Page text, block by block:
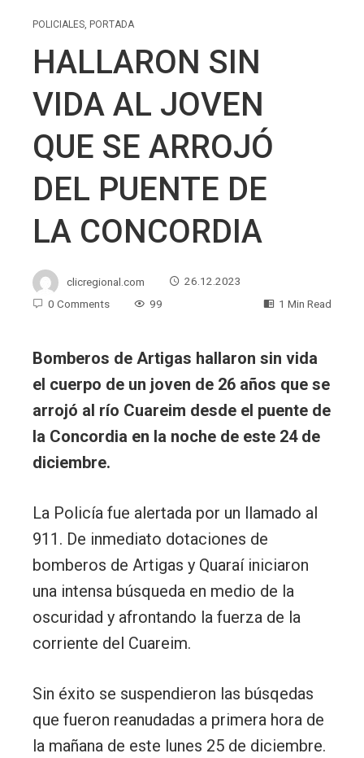
POLICIALES, PORTADA
HALLARON SIN
VIDA AL JOVEN
QUE SE ARROJÓ
DEL PUENTE DE
LA CONCORDIA
clicregional.com
26.12.2023
0 Comments
99 1 Min Read
Bomberos de Artigas hallaron sin vida
el cuerpo de un joven de 26 años que se
arrojó al río Cuareim desde el puente de
la Concordia en la noche de este 24 de
diciembre.
La Policía fue alertada por un llamado al
911. De inmediato dotaciones de
bomberos de Artigas y Quaraí iniciaron
una intensa búsqueda en medio de la
oscuridad y afrontando la fuerza de la
corriente del Cuareim.
Sin éxito se suspendieron las búsqedas
que fueron reanudadas a primera hora de
la mañana de este lunes 25 de diciembre.